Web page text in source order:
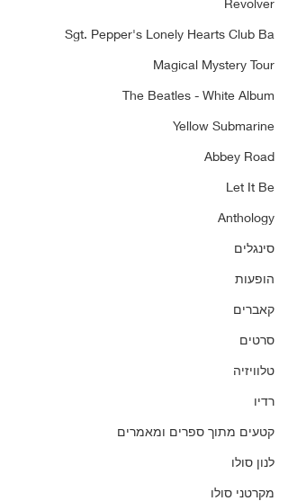
Revolver
Sgt. Pepper's Lonely Hearts Club Ba
Magical Mystery Tour
The Beatles - White Album
Yellow Submarine
Abbey Road
Let It Be
Anthology
סינגלים
הופעות
קאברים
סרטים
טלוויזיה
רדיו
קטעים מתוך ספרים ומאמרים
לנון סולו
מקרטני סולו